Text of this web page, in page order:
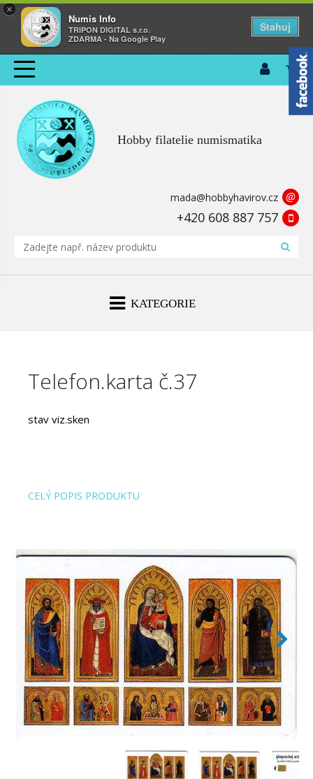
×
Numis Info
TRIPON DIGITAL s.r.o.
ZDARMA - Na Google Play
Stahuj
Hobby filatelie numismatika
mada@hobbyhavirov.cz @
+420 608 887 757
KATEGORIE
Telefon.karta č.37
stav viz.sken
CELÝ POPIS PRODUKTU